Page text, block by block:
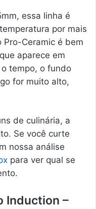
essa linha é
por mais
Ceramic é bem
aparece em
tempo, o fundo
for muito alto,
de culinária, a
Se você curte
nossa análise
para ver qual se
Induction –